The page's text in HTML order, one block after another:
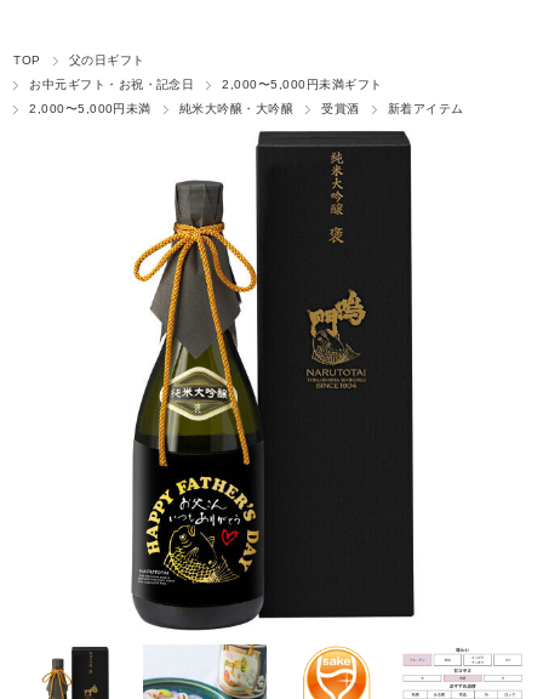
TOP
父の日ギフト
お中元ギフト・お祝・記念日
2,000〜5,000円未満ギフト
2,000〜5,000円未満
純米大吟醸・大吟醸 受賞酒 新着アイテム